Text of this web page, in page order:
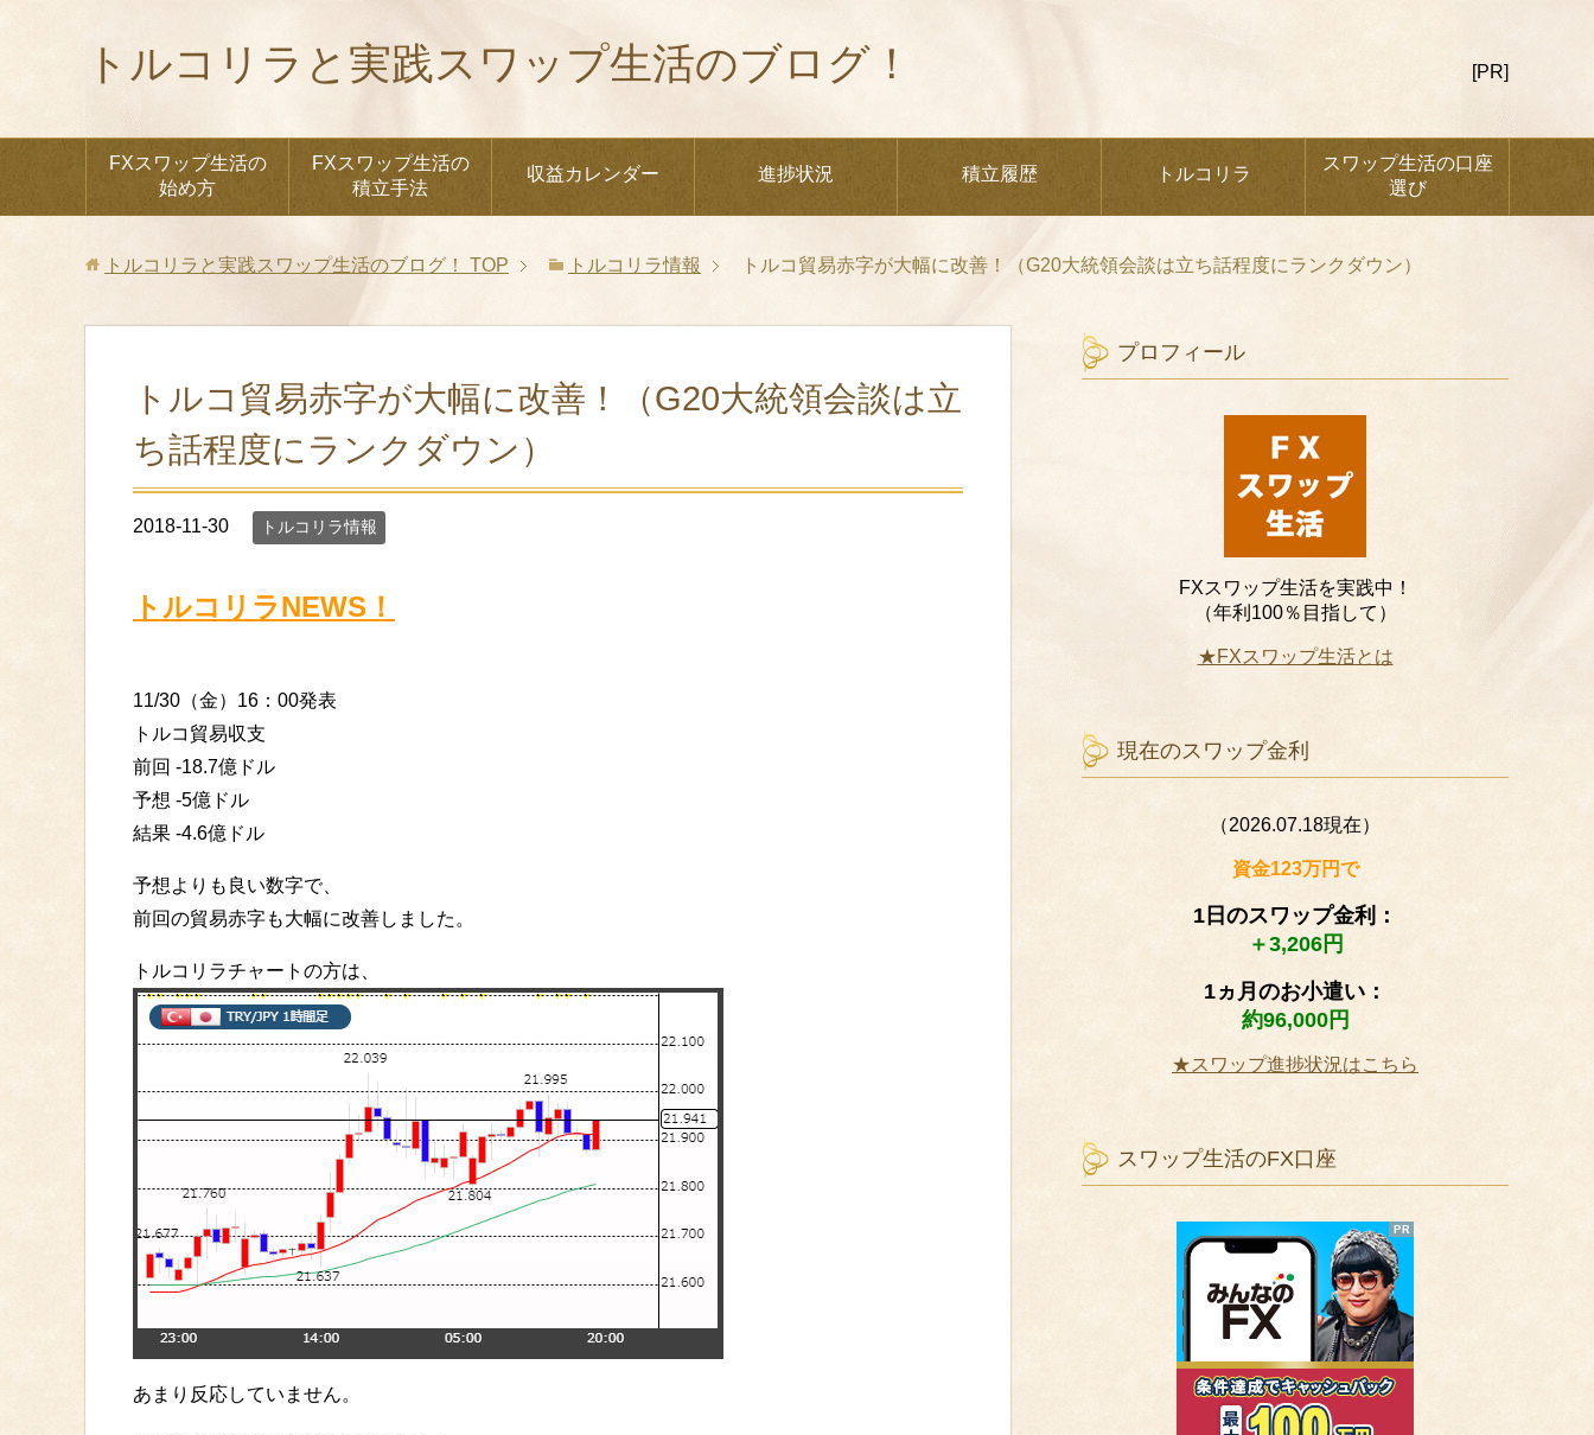
トルコリラと実践スワップ生活のブログ！ [PR]
FXスワップ生活の
始め方
FXスワップ生活の
積立手法
収益カレンダー 進捗状況 積立履歴 トルコリラ
スワップ生活の口座
選び
トルコリラと実践スワップ生活のブログ！ TOP トルコリラ情報 トルコ貿易赤字が大幅に改善！（G20大統領会談は立ち話程度にランクダウン）
トルコ貿易赤字が大幅に改善！（G20大統領会談は立
ち話程度にランクダウン）
2018-11-30 トルコリラ情報
トルコリラNEWS！
11/30（金）16：00発表
トルコ貿易収支
前回 -18.7億ドル
予想 -5億ドル
結果 -4.6億ドル
予想よりも良い数字で、
前回の貿易赤字も大幅に改善しました。
トルコリラチャートの方は、
あまり反応していません。
プロフィール
FXスワップ生活を実践中！
（年利100％目指して）
★FXスワップ生活とは
現在のスワップ金利
（2026.07.18現在）
資金123万円で
1日のスワップ金利：
＋3,206円
1ヵ月のお小遣い：
約96,000円
★スワップ進捗状況はこちら
スワップ生活のFX口座